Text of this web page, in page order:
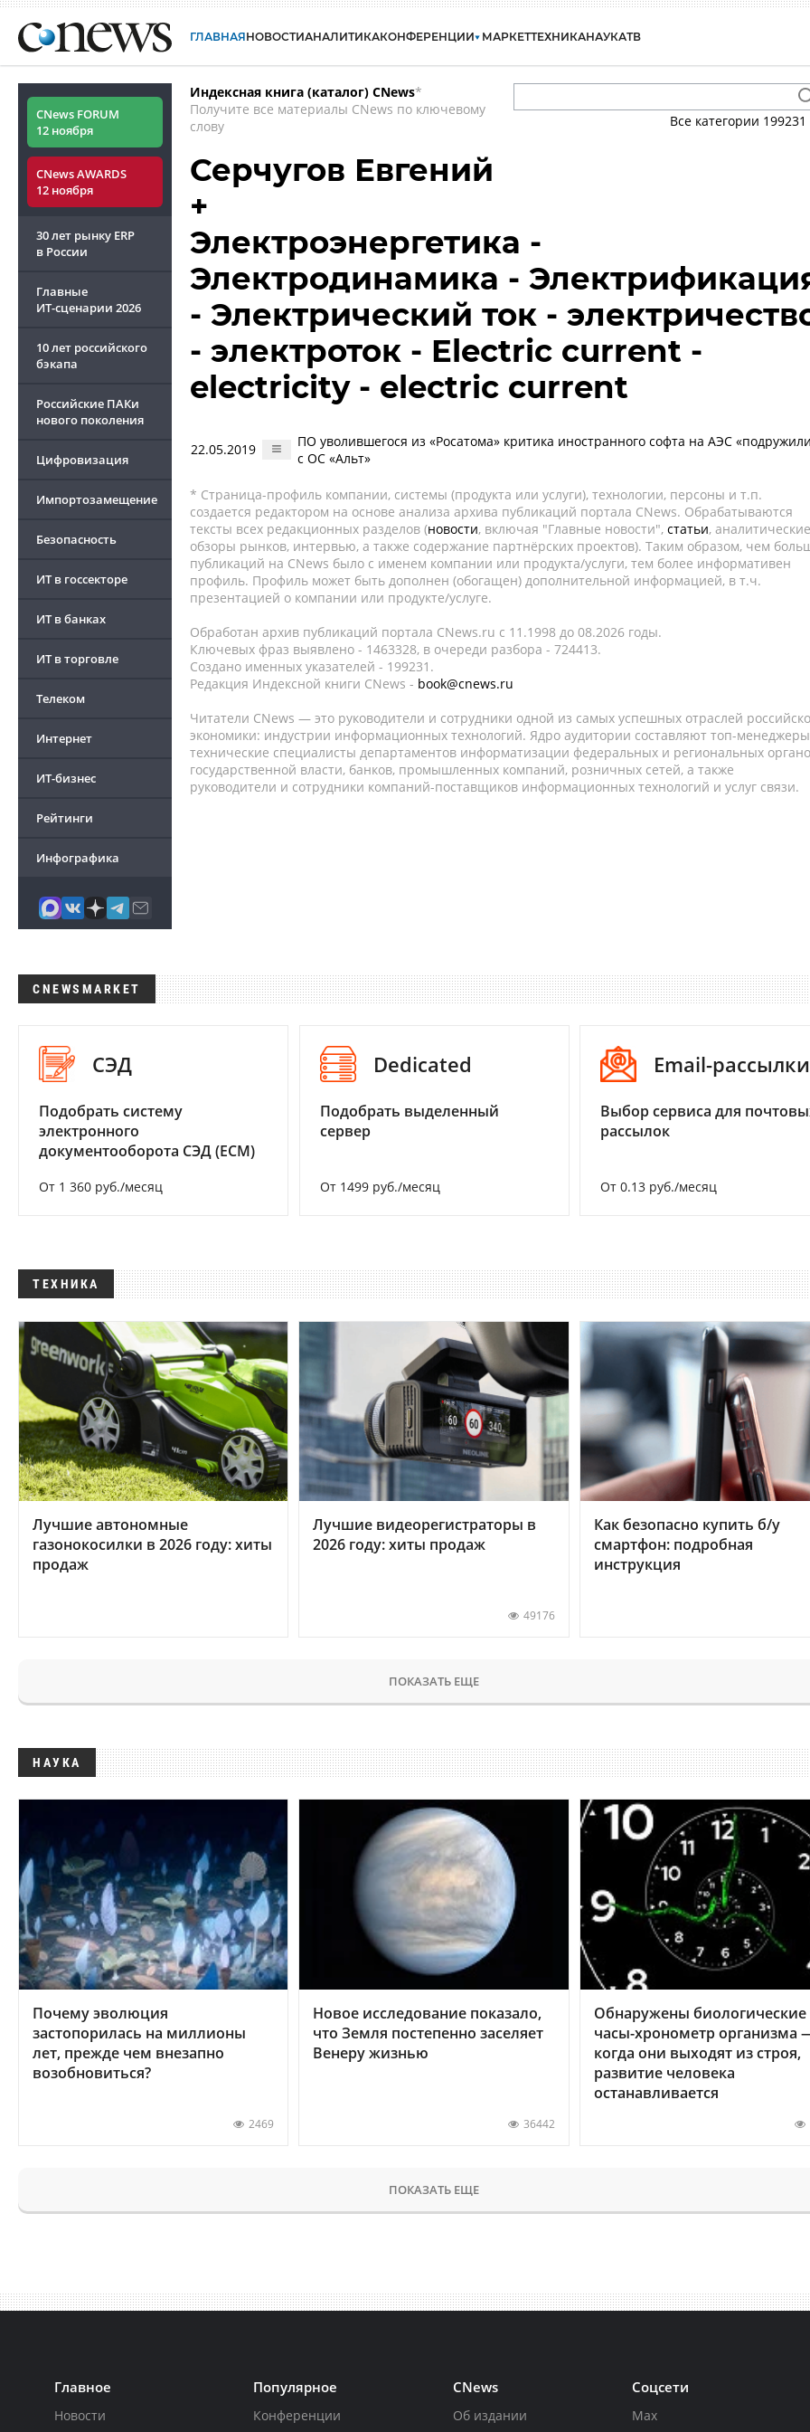
ГЛАВНАЯНОВОСТИАНАЛИТИКАКОНФЕРЕНЦИИ МАРКЕТТЕХНИКАНАУКАТВ
CNews FORUM
12 ноября
CNews AWARDS
12 ноября
30 лет рынку ERP
в России
Главные
ИТ-сценарии 2026
10 лет российского
бэкапа
Российские ПАКи
нового поколения
Цифровизация
Импортозамещение
Безопасность
ИТ в госсекторе
ИТ в банках
ИТ в торговле
Телеком
Интернет
ИТ-бизнес
Рейтинги
Инфографика
Индексная книга (каталог) CNews*
Получите все материалы CNews по ключевому
слову
Все категории 199231
Серчугов Евгений
+
Электроэнергетика -
Электродинамика -
- Электрический ток -
- электроток - Electric current -
electricity - electric current
22.05.2019
ПО уволившегося из «Росатома» критика иностранного софта на АЭС
с ОС «Альт»
* Страница-профиль компании, системы (продукта или услуги), технологии, персоны и т.п.
создается редактором на основе анализа архива публикаций портала CNews. Обрабатываются
тексты всех редакционных разделов (новости, включая "Главные новости", статьи, аналитические
обзоры рынков, интервью, а также содержание партнёрских проектов). Таким образом, чем
публикаций на CNews было с именем компании или продукта/услуги, тем более информативен
профиль. Профиль может быть дополнен (обогащен) дополнительной информацией, в т.ч.
презентацией о компании или продукте/услуге.
Обработан архив публикаций портала CNews.ru c 11.1998 до 08.2026 годы.
Ключевых фраз выявлено - 1463328, в очереди разбора - 724413.
Создано именных указателей - 199231.
Редакция Индексной книги CNews - book@cnews.ru
Читатели CNews — это руководители и сотрудники одной из самых успешных отраслей
экономики: индустрии информационных технологий. Ядро аудитории составляют топ-
технические специалисты департаментов информатизации федеральных и региональных
государственной власти, банков, промышленных компаний, розничных сетей, а также
руководители и сотрудники компаний-поставщиков информационных технологий и услуг связи.
CNEWSMARKET
СЭД
Подобрать систему
электронного
документооборота СЭД (ECM)
От 1 360 руб./месяц
Dedicated
Подобрать выделенный
сервер
От 1499 руб./месяц
Email-рассылки
Выбор сервиса для
рассылок
От 0.13 руб./месяц
ТЕХНИКА
Лучшие автономные
газонокосилки в 2026 году: хиты
продаж
Лучшие видеорегистраторы в
2026 году: хиты продаж
49176
Как безопасно купить б/у
смартфон: подробная
инструкция
ПОКАЗАТЬ ЕЩЕ
НАУКА
Почему эволюция
застопорилась на миллионы
лет, прежде чем внезапно
возобновиться?
2469
Новое исследование показало,
что Земля постепенно заселяет
Венеру жизнью
36442
Обнаружены биологические
часы-хронометр организма
когда они выходят из строя,
развитие человека
останавливается
ПОКАЗАТЬ ЕЩЕ
Главное
Новости
Популярное
Конференции
CNews
Об издании
Соцсети
Max